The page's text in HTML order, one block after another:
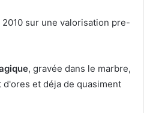
sur une valorisation pre-
, gravée dans le marbre,
et déja de quasiment